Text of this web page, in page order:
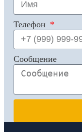
Телефон
Сообщение